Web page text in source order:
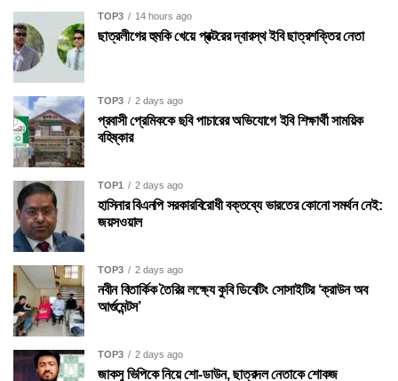
TOP3 14 hours ago
ছাত্রলীগের হুমকি খেয়ে প্রক্টরের দ্বারস্থ ইবি ছাত্রশক্তির নেতা
TOP3 2 days ago
প্রবাসী প্রেমিককে ছবি পাচারের অভিযোগে ইবি শিক্ষার্থী সাময়িক
বহিষ্কার
TOP1 2 days ago
হাসিনার বিএনপি সরকারবিরোধী বক্তব্যে ভারতের কোনো সমর্থন নেই:
জয়সওয়াল
TOP3 2 days ago
নবীন বিতার্কিক তৈরির লক্ষ্যে কুবি ডিবেটিং সোসাইটির ‘ক্রাউন অব
আর্গুমেন্টস’
TOP3 2 days ago
জাকসু ভিপিকে নিয়ে শো-ডাউন, ছাত্রদল নেতাকে শোকজ